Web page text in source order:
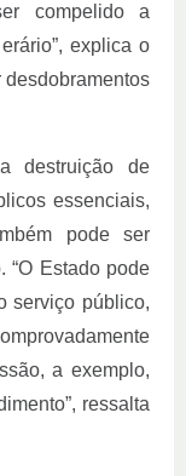
compelido a
explica o
desdobramentos
destruição de
essenciais,
pode ser
“O Estado pode
serviço público,
a exemplo,
ressalta